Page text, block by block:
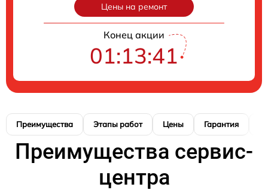
Цены на ремонт
Конец акции
01:13:41
Преимущества Этапы работ Цены Гарантия
Преимущества сервис-
центра